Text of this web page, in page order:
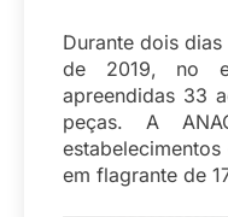
Durante dois
de 2019, no
apreendidas 33
peças. A
em flagrante de